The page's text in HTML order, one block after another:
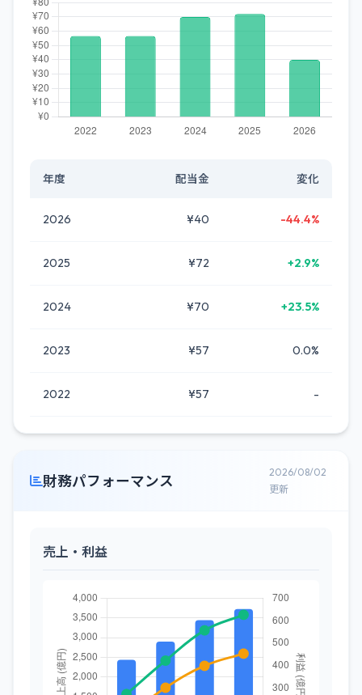
年度 配当金 変化
2026 ¥40 -44.4%
2025 ¥72 +2.9%
2024 ¥70 +23.5%
2023 ¥57 0.0%
2022 ¥57 -
財務パフォーマンス
2026/08/02
更新
売上・利益